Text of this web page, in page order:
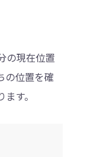
の現在位置
の位置を確
す。